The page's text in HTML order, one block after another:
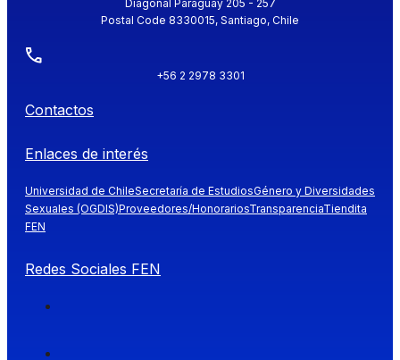
Diagonal Paraguay 205 - 257
Postal Code 8330015, Santiago, Chile
+56 2 2978 3301
Contactos
Enlaces de interés
Universidad de ChileSecretaría de EstudiosGénero y Diversidades
Sexuales (OGDIS)Proveedores/HonorariosTransparenciaTiendita
FEN
Redes Sociales FEN